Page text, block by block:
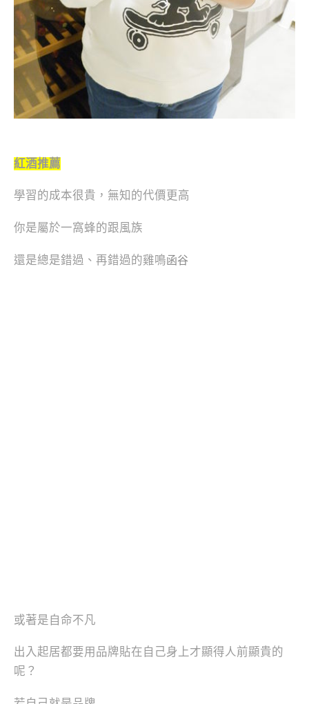
紅酒推薦
學習的成本很貴，無知的代價更高
你是屬於一窩蜂的跟風族
還是總是錯過、再錯過的雞鳴函谷
或著是自命不凡
出入起居都要用品牌貼在自己身上才顯得人前顯貴的
呢？